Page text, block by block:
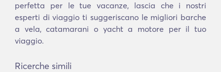
perfetta per le tue vacanze, lascia che i nostri
esperti di viaggio ti suggeriscano le migliori barche
a vela, catamarani o yacht a motore per il tuo
viaggio.
Ricerche simili